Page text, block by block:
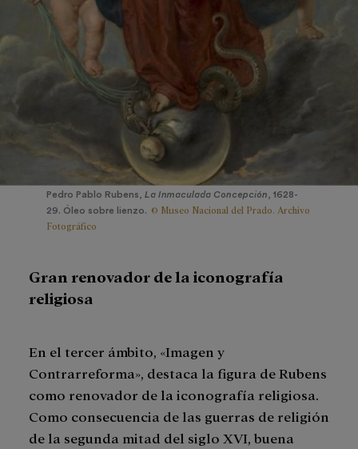
Pedro Pablo Rubens, La Inmaculada Concepción , 1628-
29. Óleo sobre lienzo. © Museo Nacional del Prado. Archivo
Fotográfico
Gran renovador de la iconografía
religiosa
En el tercer ámbito, «Imagen y
Contrarreforma», destaca la figura de Rubens
como renovador de la iconografía religiosa.
Como consecuencia de las guerras de religión
de la segunda mitad del siglo XVI, buena